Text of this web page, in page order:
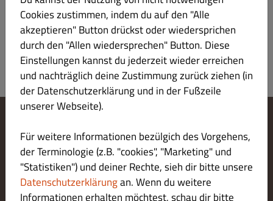
Cookie-Einstellungen ändern
Kontaktiere uns
Datenschutzerklärung
Allgemeine Geschäftsbedingungen
Impressum
LIEFERUNG ZAHLUNGSARTEN
Cookies zustimmen, indem du auf den "Alle
akzeptieren" Button drückst oder wiedersprichen
durch den "Allen wiedersprechen" Button. Diese
Einstellungen kannst du jederzeit wieder erreichen
und nachträglich deine Zustimmung zurück ziehen (in
der Datenschutzerklärung und in der Fußzeile
unserer Webseite).
Für weitere Informationen bezülgich des Vorgehens,
der Terminologie (z.B. "cookies", "Marketing" und
"Statistiken") und deiner Rechte, sieh dir bitte unsere
Datenschutzerklärungan. Wenn du weitere
Informationen erhalten möchtest, schau dir bitte